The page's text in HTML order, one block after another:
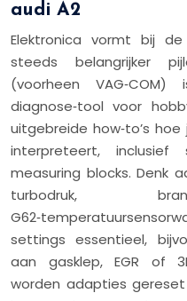
audi A2
Elektronica vormt bij
steeds belangrijker
(voorheen
diagnose‑tool voor
uitgebreide how‑to’s
interpreteert, inclusief
measuring blocks. Denk
turbodruk,
settings essentieel,
aan gasklep, EGR of
worden adapties